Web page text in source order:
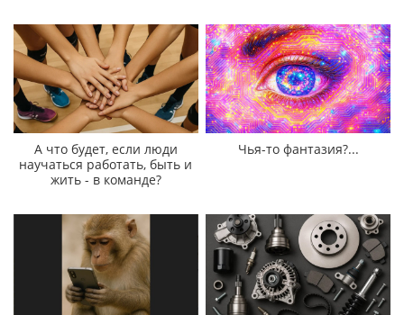
А что будет, если люди
научаться работать, быть и
жить - в команде?
Чья-то фантазия?...